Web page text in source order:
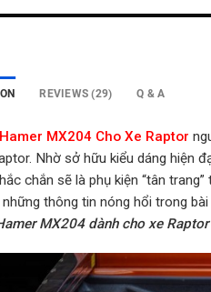
REVIEWS (29) Q & A
MX204 Cho Xe Raptor
Nhờ sở hữu kiểu dáng hiện
chắn sẽ là phụ kiện “tân
những thông tin nóng hổi trong
MX204 dành cho xe Raptor